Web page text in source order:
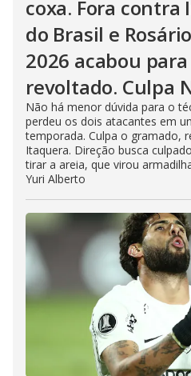
coxa. Fora contra
do Brasil e
2026 acabou
revoltado. Culpa
Não há menor dúvida para o
perdeu os dois atacantes em
temporada. Culpa o gramado,
Itaquera. Direção busca
tirar a areia, que virou
Yuri Alberto